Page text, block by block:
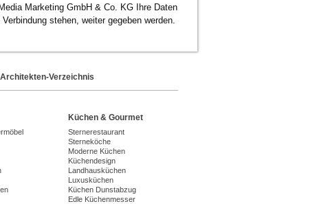
Marketing GmbH & Co. KG Ihre Daten
stehen, weiter gegeben werden.
Architekten-Verzeichnis
Küchen & Gourmet
Sternerestaurant
Sterneköche
Moderne Küchen
Küchendesign
Landhausküchen
Luxusküchen
Küchen Dunstabzug
Edle Küchenmesser